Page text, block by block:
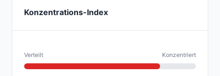
Konzentrations-Index
Verteilt Konzentriert